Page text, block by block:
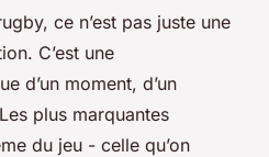
ce n’est pas juste une
C’est une
d’un moment, d’un
plus marquantes
du jeu - celle qu’on